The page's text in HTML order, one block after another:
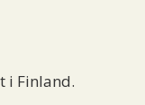
i Finland.